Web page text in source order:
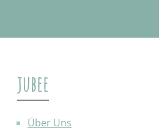
jubee
Über Uns